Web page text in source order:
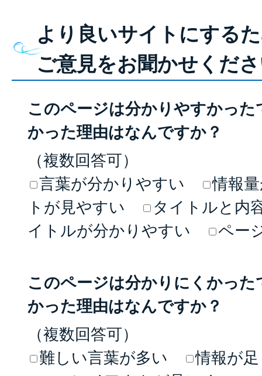
より良いサイトにする
ご意見をお聞かせくだ
このページは分かりやすかっ
かった理由はなんですか？
（複数回答可）
言葉が分かりやすい
情報
トが見やすい
タイトルと内
イトルが分かりやすい
ペー
このページは分かりにくかっ
かった理由はなんですか？
（複数回答可）
難しい言葉が多い
情報が